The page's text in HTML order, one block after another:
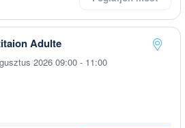
Adulte
2026 09:00 - 11:00